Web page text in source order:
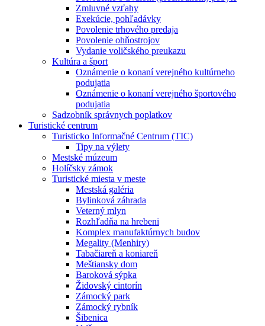
Zmluvné vzťahy
Exekúcie, pohľadávky
Povolenie trhového predaja
Povolenie ohňostrojov
Vydanie voličského preukazu
Kultúra a šport
Oznámenie o konaní verejného kultúrneho
podujatia
Oznámenie o konaní verejného športového
podujatia
Sadzobník správnych poplatkov
Turistické centrum
Turisticko Informačné Centrum (TIC)
Tipy na výlety
Mestské múzeum
Holíčsky zámok
Turistické miesta v meste
Mestská galéria
Bylinková záhrada
Veterný mlyn
Rozhľadňa na hrebeni
Komplex manufaktúrnych budov
Megality (Menhiry)
Tabačiareň a koniareň
Meštiansky dom
Baroková sýpka
Židovský cintorín
Zámocký park
Zámocký rybník
Šibenica